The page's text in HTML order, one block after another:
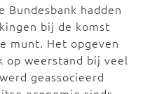
Bundesbank hadden
bij de komst
munt. Het opgeven
op weerstand bij veel
geassocieerd